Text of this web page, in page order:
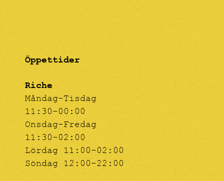
Öppettider
Riche
Måndag-Tisdag
11:30-00:00
Onsdag-Fredag
11:30-02:00
Lördag 11:00-02:00
Söndag 12:00-22:00